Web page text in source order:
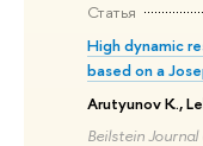
Статья
High dynamic
based on a
Arutyunov K.,
Beilstein